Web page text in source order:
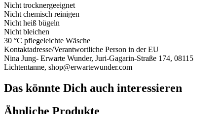
Nicht trocknergeeignet
Nicht chemisch reinigen
Nicht heiß bügeln
Nicht bleichen
30 °C pflegeleichte Wäsche
Kontaktadresse/Verantwortliche Person in der EU
Nina Jung- Erwarte Wunder, Juri-Gagarin-Straße 174, 08115
Lichtentanne, shop@erwartewunder.com
Das könnte Dich auch interessieren
Ähnliche Produkte